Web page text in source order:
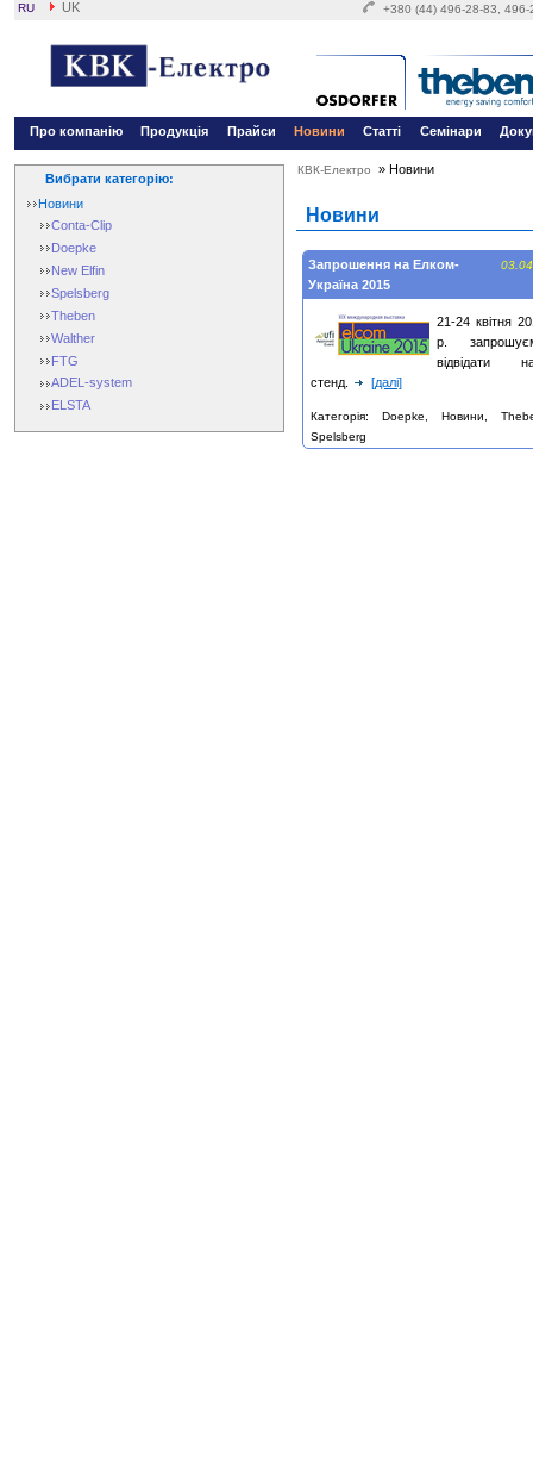
RU UK +380 (44) 496-28-83,
Про компанію Продукція Прайси Новини Статті Семінари
Вибрати категорію:
Новини
Conta-Clip
Doepke
New Elfin
Spelsberg
Theben
Walther
FTG
ADEL-system
ELSTA
КВК-Електро » Новини
Новини
Запрошення на Елком-
Україна 2015
21-24 квітня
р.
відвідати
стенд.
[далі]
Категорія: Doepke, Новини,
Spelsberg